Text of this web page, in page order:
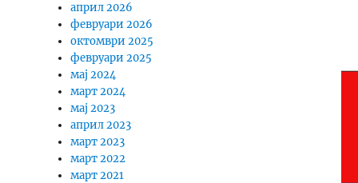
април 2026
февруари 2026
октомври 2025
февруари 2025
мај 2024
март 2024
мај 2023
април 2023
март 2023
март 2022
март 2021